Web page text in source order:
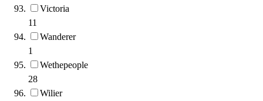
Victoria
11
Wanderer
1
Wethepeople
28
Wilier